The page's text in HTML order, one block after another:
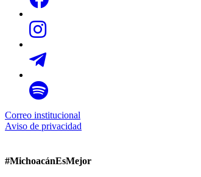
Correo institucional
Aviso de privacidad
#MichoacánEsMejor